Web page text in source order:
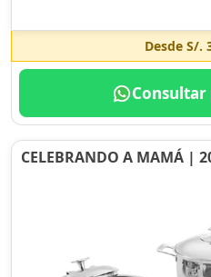
Desde S/.
CELEBRANDO A MAMÁ |